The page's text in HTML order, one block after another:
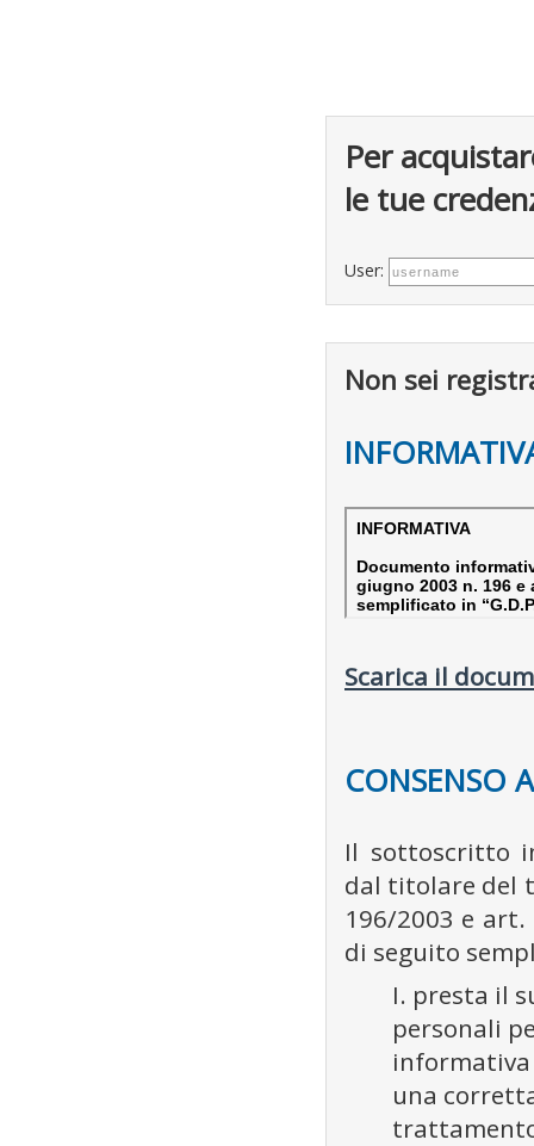
Per
le tue
User:
Non sei
Scarica il
CONSENSO
Il sottoscritto
dal titolare del
196/2003 e
di seguito
I. presta il
personali
informativa
una